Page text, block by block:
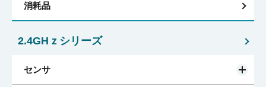
消耗品
2.4GHｚシリーズ
センサ